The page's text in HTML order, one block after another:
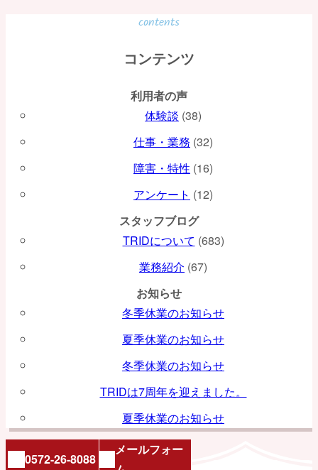
ョ
ン
contents
コンテンツ
利用者の声
体験談 (38)
仕事・業務 (32)
障害・特性 (16)
アンケート (12)
スタッフブログ
TRIDについて (683)
業務紹介 (67)
お知らせ
冬季休業のお知らせ
夏季休業のお知らせ
冬季休業のお知らせ
TRIDは7周年を迎えました。
夏季休業のお知らせ
0572-26-8088
メールフォー